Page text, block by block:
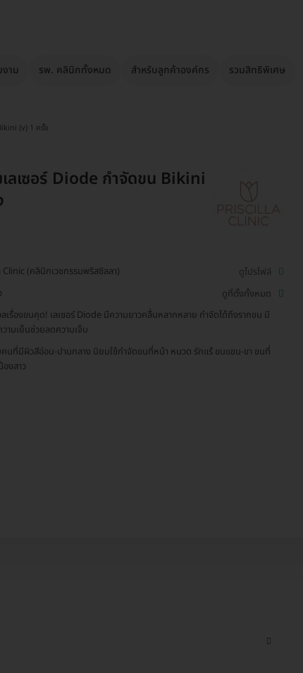
าม รพ. คลินิกทั้งหมด สำหรับลูกค้าองค์กร รวมสิทธิพิเศษ
(v) 1 ครั้ง
ลเซอร์ Diode กำจัดขน Bikini
(คลินิกเวชกรรมพริสซิลลา)
ดูโปรไฟล์
ดูที่ตั้งทั้งหมด
เรื่องขนคุด! เลเซอร์ Diode มีความยาวคลื่นหลากหลาย กำจัดได้ถึงรากขน มี
วามเย็นช่วยลดความเจ็บ
คนที่มีผิวสีอ่อน-ปานกลาง นิยมใช้กำจัดขนที่หน้า หนวด รักแร้ ขนแขน-ขา ขนที่
งสาว